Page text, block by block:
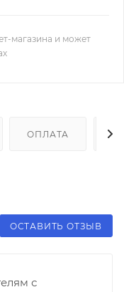
магазина и может
ОПЛАТА
ОСТАВИТЬ ОТЗЫВ
с